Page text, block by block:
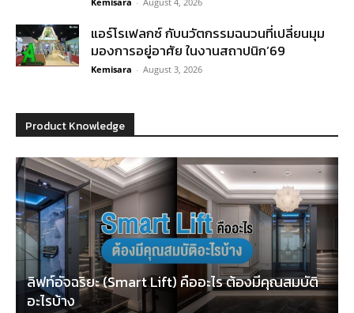
แอร์โรเฟลกซ์ กับนวัตกรรมฉนวนที่เปลี่ยนมุม
มองการอยู่อาศัย ในงานสถาปนิก’69
Kemisara - August 3, 2026
Product Knowledge
ลิฟท์อัจฉริยะ (Smart Lift) คืออะไร ต้องมีคุณสมบัติ
อะไรบ้าง